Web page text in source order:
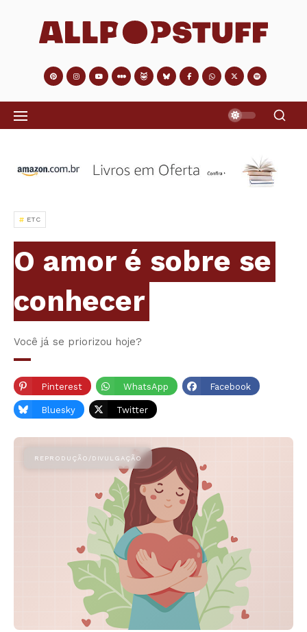
ETC
O amor é sobre se
conhecer
Você já se priorizou hoje?
Pinterest WhatsApp Facebook
Bluesky Twitter